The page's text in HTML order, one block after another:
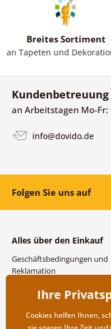
Breites Sortiment
an Tapeten und
Kundenbetreuung
an Arbeitstagen Mo-Fr:
info@dovido.de
Folgen Sie uns auf
Alles über den Einkauf
Geschäftsbedingungen und
Reklamation
Versand- und
Rücksendung der Ware
Ihre
Cookies helfen Ihnen,